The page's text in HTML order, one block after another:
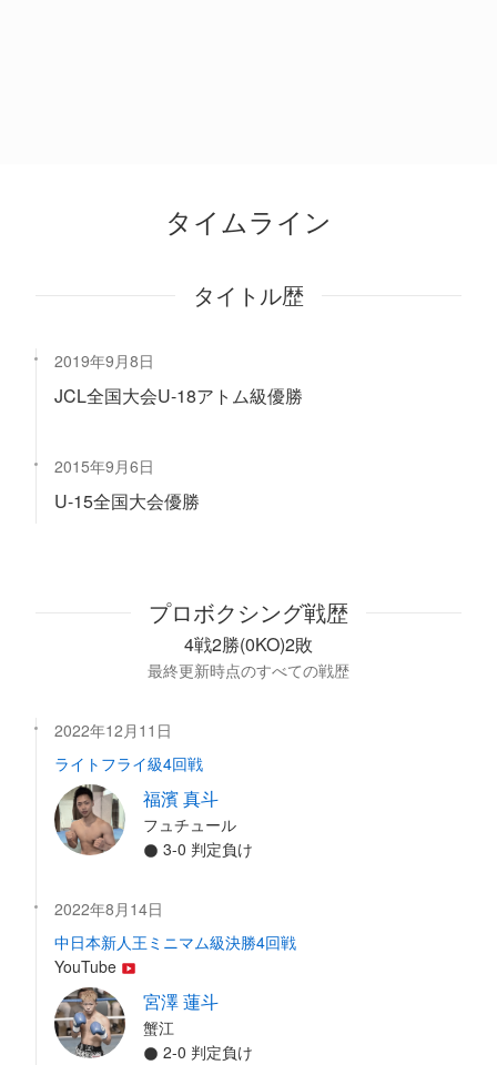
タイムライン
タイトル歴
2019年9月8日
JCL全国大会U-18アトム級優勝
2015年9月6日
U-15全国大会優勝
プロボクシング戦歴
4戦2勝(0KO)2敗
最終更新時点のすべての戦歴
2022年12月11日
ライトフライ級4回戦
福濱 真斗
フュチュール
3-0 判定負け
2022年8月14日
中日本新人王ミニマム級決勝4回戦
YouTube
宮澤 蓮斗
蟹江
2-0 判定負け